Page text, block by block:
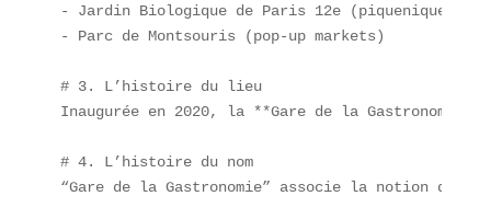
- Jardin Biologique de Paris 12e (piqueniques
- Parc de Montsouris (pop-up markets)
# 3. L’histoire du lieu
Inaugurée en 2020, la **Gare de la
# 4. L’histoire du nom
“Gare de la Gastronomie” associe la notion de